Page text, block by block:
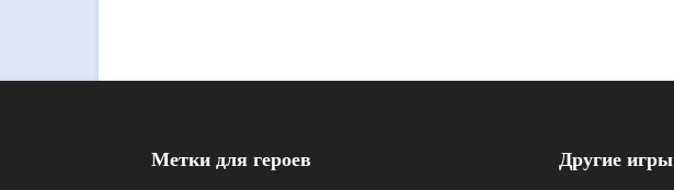
Метки для героев Другие игры